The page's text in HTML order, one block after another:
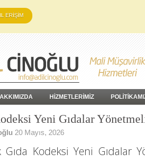
ERİŞİM
HİZMETLERİMİZ
Yeni Gıdalar
20 Mayıs, 2026
Gıda Kodeksi Yeni Gıdalar